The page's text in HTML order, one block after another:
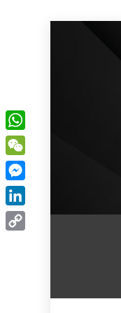
W
h
a
t
s
W
e
C
h
M
e
s
L
i